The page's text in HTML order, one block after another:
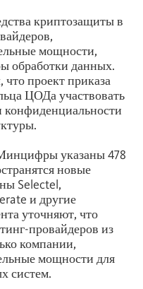
криптозащиты в
мощности,
обработки данных.
проект приказа
ЦОДа участвовать
конфиденциальности
указаны 478
новые
Selectel,
и другие
уточняют, что
провайдеров из
компании,
мощности для
систем.